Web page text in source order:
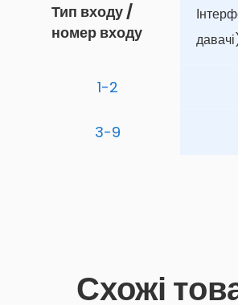
Тип входу /
номер входу
1-2
3-9
Схожі